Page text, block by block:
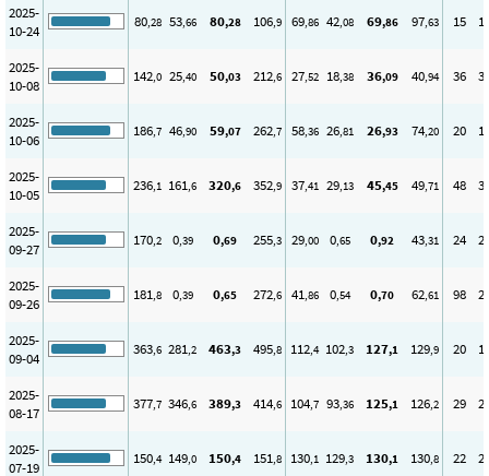
2025-
10-24
80,28 53,66 80,28 106,9 69,86 42,08 69,86 97,63 15
2025-
10-08
142,0 25,40 50,03 212,6 27,52 18,38 36,09 40,94 36
2025-
10-06
186,7 46,90 59,07 262,7 58,36 26,81 26,93 74,20 20
2025-
10-05
236,1 161,6 320,6 352,9 37,41 29,13 45,45 49,71 48
2025-
09-27
170,2 0,39 0,69 255,3 29,00 0,65 0,92 43,31 24
2025-
09-26
181,8 0,39 0,65 272,6 41,86 0,54 0,70 62,61 98
2025-
09-04
363,6 281,2 463,3 495,8 112,4 102,3 127,1 129,9 20
2025-
08-17
377,7 346,6 389,3 414,6 104,7 93,36 125,1 126,2 29
2025-
07-19
150,4 149,0 150,4 151,8 130,1 129,3 130,1 130,8 22